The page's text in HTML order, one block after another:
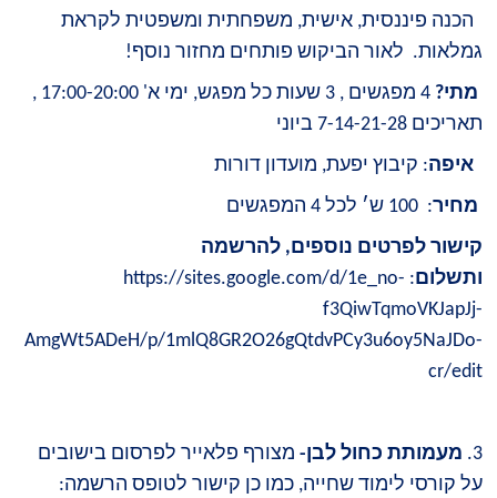
הכנה פיננסית, אישית, משפחתית ומשפטית לקראת
גמלאות. לאור הביקוש פותחים מחזור נוסף!
מתי?
4 מפגשים , 3 שעות כל מפגש, ימי א' 17:00-20:00 ,
תאריכים 7-14-21-28 ביוני
איפה: קיבוץ יפעת, מועדון דורות
מחיר: 100 ש׳ לכל 4 המפגשים
קישור לפרטים נוספים, להרשמה
ותשלום:
https://sites.google.com/d/1e_no-
f3QiwTqmoVKJapJj-
AmgWt5ADeH/p/1mlQ8GR2O26gQtdvPCy3u6oy5NaJDo-
cr/edit
3. מעמותת כחול לבן- מצורף פלאייר לפרסום בישובים
על קורסי לימוד שחייה, כמו כן קישור לטופס הרשמה: